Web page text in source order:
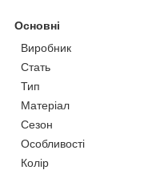
Основні
Виробник
Стать
Тип
Матеріал
Сезон
Особливості
Колір